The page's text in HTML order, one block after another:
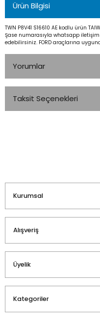
Ürün Bilgisi
TWN P8V41 S16610 AE kodlu ürün
Şase numarasıyla whatsapp
edebilirsiniz. FORD araçlarına
Yorumlar
Taksit Seçenekleri
Kurumsal
Alışveriş
Üyelik
Kategoriler